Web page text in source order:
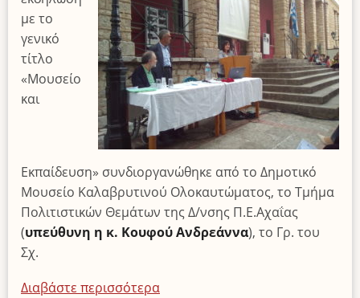
με το
γενικό
τίτλο
«Μουσείο
και
Εκπαίδευση» συνδιοργανώθηκε από το Δημοτικό
Μουσείο Καλαβρυτινού Ολοκαυτώματος, το Τμήμα
Πολιτιστικών Θεμάτων της Δ/νσης Π.Ε.Αχαΐας
(υπεύθυνη η κ. Κουφού Ανδρεάννα), το Γρ. του
Σχ.
Διαβάστε περισσότερα